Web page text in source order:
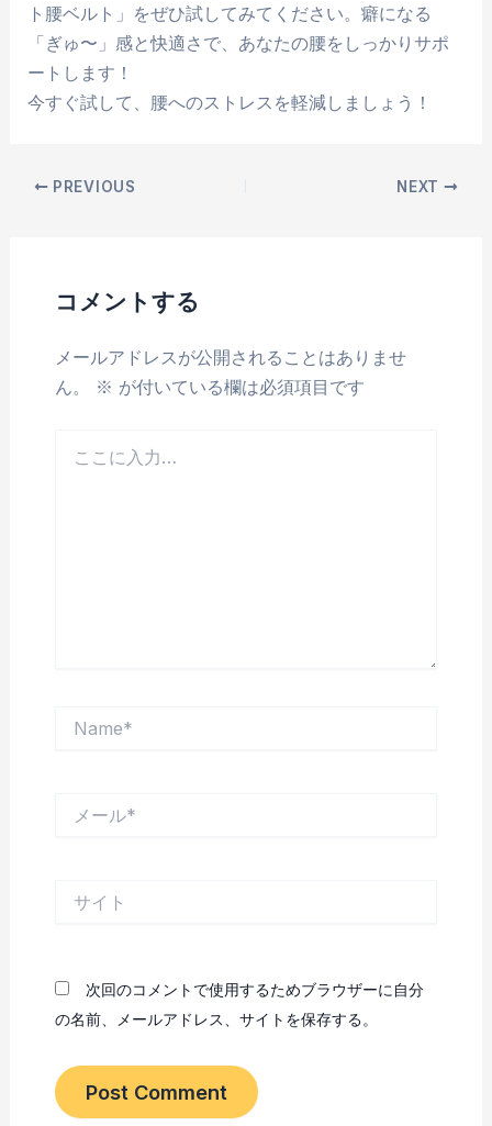
ト腰ベルト」をぜひ試してみてください。癖になる
「ぎゅ〜」感と快適さで、あなたの腰をしっかりサポ
ートします！
今すぐ試して、腰へのストレスを軽減しましょう！
PREVIOUS NEXT
コメントする
メールアドレスが公開されることはありませ
ん。
※ が付いている欄は必須項目です
次回のコメントで使用するためブラウザーに自分
の名前、メールアドレス、サイトを保存する。